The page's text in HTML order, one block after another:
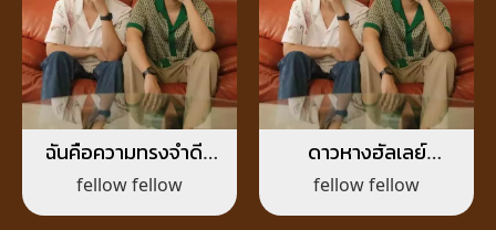
ฉันคือความทรงจำดีๆ
ของเธอรึเปล่า
fellow fellow
ดาวหางฮัลเลย์
(Halley’s Comet)
fellow fellow